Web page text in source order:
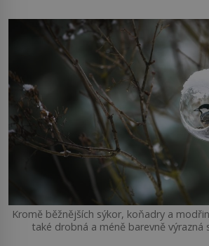
Kromě běžnějších sýkor, koňadry a
také drobná a méně barevně výrazná